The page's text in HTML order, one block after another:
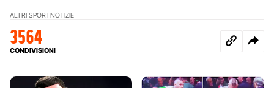
ALTRI SPORTNOTIZIE
3564
CONDIVISIONI